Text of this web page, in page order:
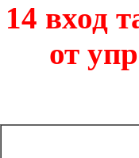
14 вход
от